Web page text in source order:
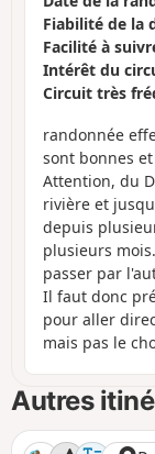
Fiabilité de la
Facilité à
Intérêt du
Circuit très
randonnée
sont bonnes
Attention, du
rivière et
depuis
plusieurs
passer par
Il faut donc
pour aller
mais pas le
Autres